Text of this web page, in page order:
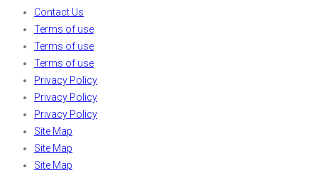
Contact Us
Terms of use
Terms of use
Terms of use
Privacy Policy
Privacy Policy
Privacy Policy
Site Map
Site Map
Site Map